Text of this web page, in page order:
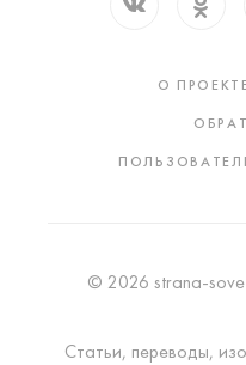
О ПРОЕКТЕ
© 2026 strana-
Статьи, переводы,